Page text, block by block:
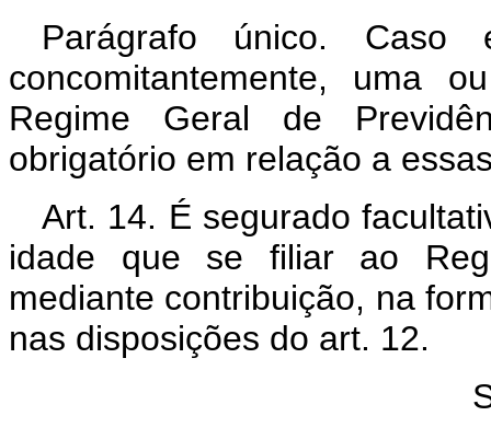
Parágrafo único. Caso
concomitantemente, uma
Regime Geral de
obrigatório em relação a
Art. 14. É segurado
idade que se filiar ao
mediante contribuição, na
nas disposições do art. 12.